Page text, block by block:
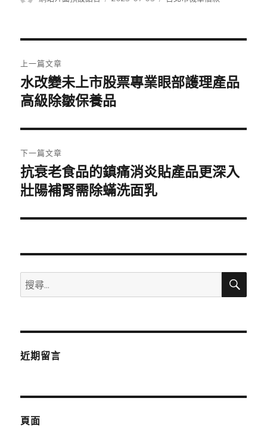
章
導
覽
上一篇文章
上
一
文
章:
水改變未上市股票專業眼部護理產品
高級除皺保養品
下一篇文章
下
一
文
抗衰老食品的鎮痛消炎貼產品更深入
壯陽補腎需除蟎洗面乳
搜
尋
鍵
搜
近期留言
頁面